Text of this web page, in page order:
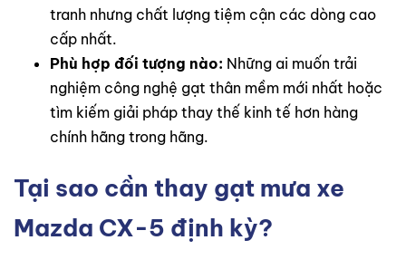
tranh nhưng chất lượng tiệm cận các dòng cao
cấp nhất.
Phù hợp đối tượng nào: Những ai muốn trải
nghiệm công nghệ gạt thân mềm mới nhất hoặc
tìm kiếm giải pháp thay thế kinh tế hơn hàng
chính hãng trong hãng.
Tại sao cần thay gạt mưa xe
Mazda CX-5 định kỳ?